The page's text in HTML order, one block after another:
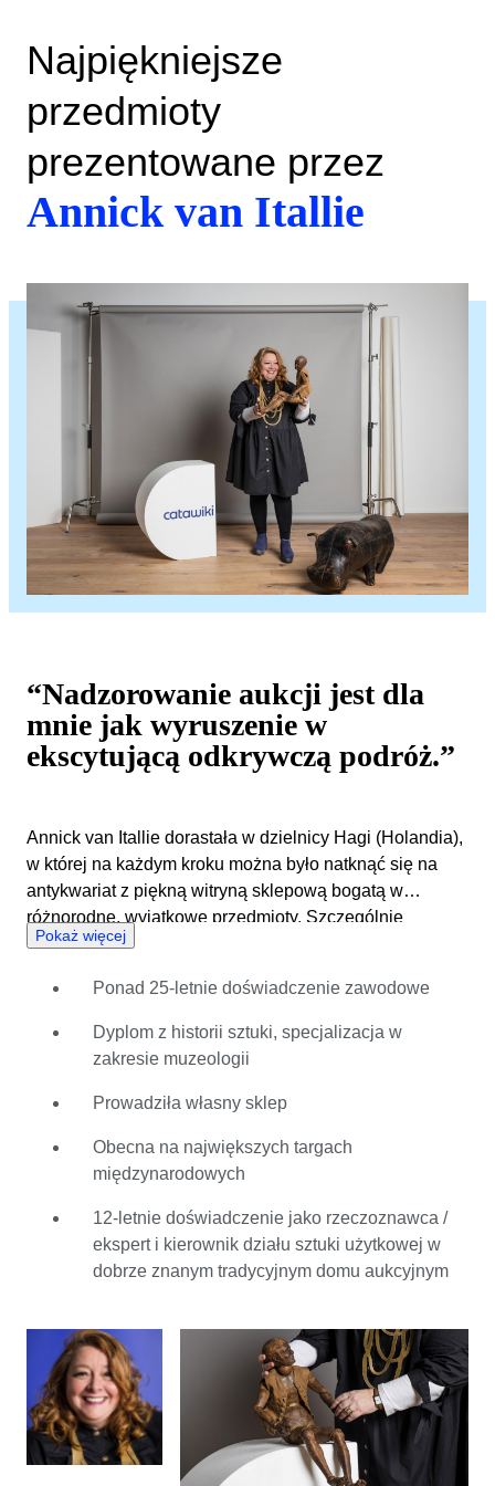
Najpiękniejsze
przedmioty
prezentowane przez
Annick van Itallie
“Nadzorowanie aukcji jest dla
mnie jak wyruszenie w
ekscytującą odkrywczą podróż.”
Annick van Itallie dorastała w dzielnicy Hagi (Holandia),
w której na każdym kroku można było natknąć się na
antykwariat z piękną witryną sklepową bogatą w
różnorodne, wyjątkowe przedmioty. Szczególnie
fascynował ją sposób, w jaki prezentowano te
Podjęcie studiów z historii sztuki ze specjalizacją z
zakresu muzeologii wydawało jej się więc idealną
decyzją. Po studiach Annick wyjechała do Stanów
wróciła do Holandii, gdzie przez pewien okres
przez 12 lat była rzeczoznawcą/ekspertką i
kierownikiem działu sztuki użytkowej w dobrze znanym
tradycyjnym domu aukcyjnym (Glerum Auctioneers).
Następnie Annick van Itallie otworzyła swój własny
sklep w Amsterdamie przy Spiegelgracht. Nazwała go
niemu wciąż odwiedza międzynarodowe targi sztuki, co
nadal przynosi jej duże zyski. Na Catawiki, wiedza i
kreatywność Annick łączą się w idealny sposób. Dzięki
swojemu doświadczeniu jako rzeczoznawca i
sprzedawca, Annick dokładnie zna wartość
przedmiotów i wie, na co jest popyt w danym momencie.
Pokaż więcej
Ponad 25-letnie doświadczenie zawodowe
Dyplom z historii sztuki, specjalizacja w
zakresie muzeologii
Prowadziła własny sklep
Obecna na największych targach
międzynarodowych
12-letnie doświadczenie jako rzeczoznawca /
ekspert i kierownik działu sztuki użytkowej w
dobrze znanym tradycyjnym domu aukcyjnym